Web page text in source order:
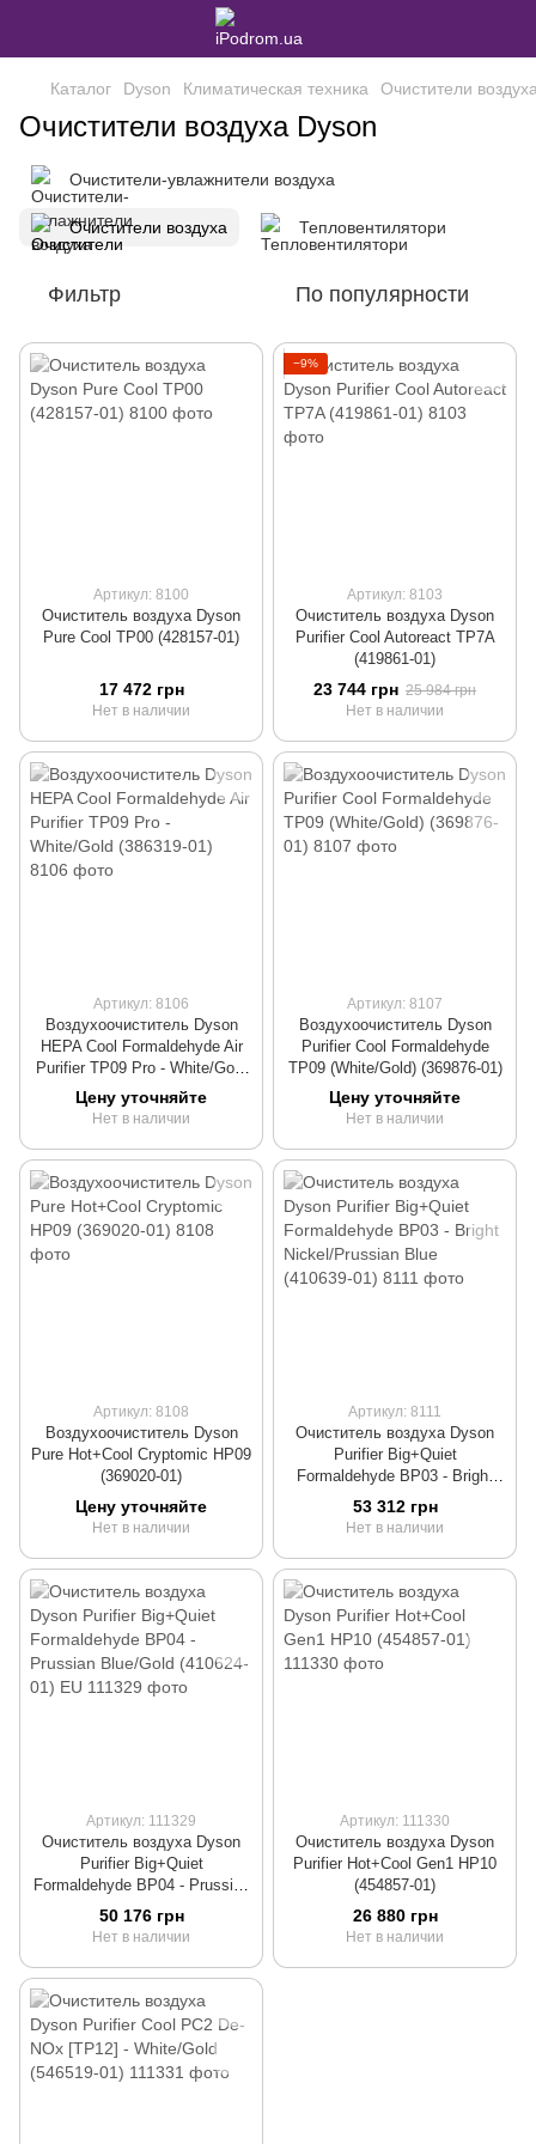
Каталог Dyson Климатическая техника Очистители
Очистители воздуха Dyson
Очистители-увлажнители воздуха
Очистители воздуха Тепловентилятори
Фильтр По популярности
Артикул: 8100
Очиститель воздуха Dyson
Pure Cool TP00 (428157-01)
17 472 грн
Нет в наличии
−9%
Артикул: 8103
Очиститель воздуха Dyson
Purifier Cool Autoreact TP7A
(419861-01)
23 744 грн 25 984 грн
Нет в наличии
Артикул: 8106
Воздухоочиститель Dyson
HEPA Cool Formaldehyde Air
Purifier TP09 Pro - White/Gold
(386319-01)
Цену уточняйте
Нет в наличии
Артикул: 8107
Воздухоочиститель Dyson
Purifier Cool Formaldehyde
TP09 (White/Gold) (369876-01)
Цену уточняйте
Нет в наличии
Артикул: 8108
Воздухоочиститель Dyson
Pure Hot+Cool Сryptomic HP09
(369020-01)
Цену уточняйте
Нет в наличии
Артикул: 8111
Очиститель воздуха Dyson
Purifier Big+Quiet
Formaldehyde BP03 - Bright
Nickel/Prussian Blue (410639-
53 312 грн
Нет в наличии
Артикул: 111329
Очиститель воздуха Dyson
Purifier Big+Quiet
Formaldehyde BP04 - Prussian
Blue/Gold (410624-01) EU
50 176 грн
Нет в наличии
Артикул: 111330
Очиститель воздуха Dyson
Purifier Hot+Cool Gen1 HP10
(454857-01)
26 880 грн
Нет в наличии